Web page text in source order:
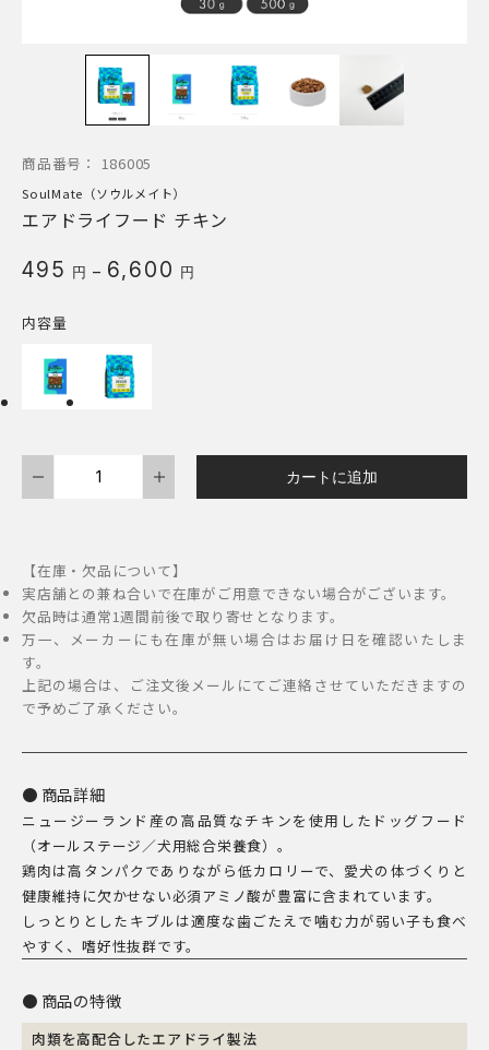
商品番号： 186005
SoulMate（ソウルメイト）
エアドライフード チキン
495
円 – 6,600 円
内容量
SoulMate
ド
ラ
イ
フ
ー
キ
ン
個
カートに追加
【在庫・欠品について】
実店舗との兼ね合いで在庫がご用意できない場合がございます。
欠品時は通常1週間前後で取り寄せとなります。
万一、メーカーにも在庫が無い場合はお届け日を確認いたしま
す。
上記の場合は、ご注文後メールにてご連絡させていただきますの
で予めご了承ください。
商品詳細
ニュージーランド産の高品質なチキンを使用したドッグフード
（オールステージ／犬用総合栄養食）。
鶏肉は高タンパクでありながら低カロリーで、愛犬の体づくりと
健康維持に欠かせない必須アミノ酸が豊富に含まれています。
しっとりとしたキブルは適度な歯ごたえで噛む力が弱い子も食べ
やすく、嗜好性抜群です。
商品の特徴
肉類を高配合したエアドライ製法